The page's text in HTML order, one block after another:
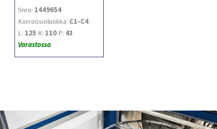
Snro: 1449654
Korroosioluokka: C1-C4
L: 125 K: 110 P: 43
Varastossa